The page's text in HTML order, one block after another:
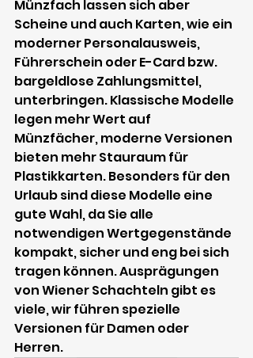
Münzfach lassen sich aber
Scheine und auch Karten, wie ein
moderner Personalausweis,
Führerschein oder E-Card bzw.
bargeldlose Zahlungsmittel,
unterbringen. Klassische Modelle
legen mehr Wert auf
Münzfächer, moderne Versionen
bieten mehr Stauraum für
Plastikkarten. Besonders für den
Urlaub sind diese Modelle eine
gute Wahl, da Sie alle
notwendigen Wertgegenstände
kompakt, sicher und eng bei sich
tragen können. Ausprägungen
von Wiener Schachteln gibt es
viele, wir führen spezielle
Versionen für Damen oder
Herren.